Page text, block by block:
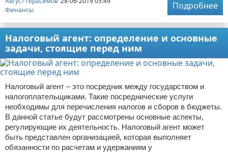
Финансы
Подробнее
Налоговый агент: определение и основные
задачи, стоящие перед ним
Налоговый агент – это посредник между государством и
налогоплательщиками. Такие посреднические услуги
необходимы для перечисления налогов и сборов в бюджеты.
В данной статье будут рассмотрены основные аспекты,
регулирующие их деятельность. Налоговый агент может
быть представлен организацией, которая выполняет
обязанности по расчетам и удержаниям у